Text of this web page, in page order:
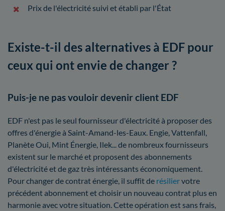
Prix de l'électricité suivi et établi par l'État
Existe-t-il des alternatives à EDF pour
ceux qui ont envie de changer ?
Puis-je ne pas vouloir devenir client EDF
EDF n'est pas le seul fournisseur d'électricité à proposer des
offres d'énergie à Saint-Amand-les-Eaux. Engie, Vattenfall,
Planète Oui, Mint Énergie, Ilek... de nombreux fournisseurs
existent sur le marché et proposent des abonnements
d'électricité et de gaz très intéressants économiquement.
Pour changer de contrat énergie, il suffit de résiliervotre
précédent abonnement et choisir un nouveau contrat plus en
harmonie avec votre situation. Cette opération est sans frais,